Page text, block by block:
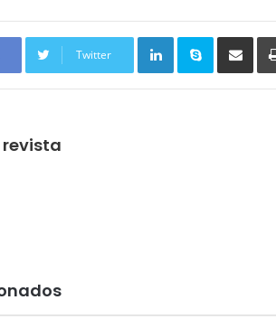
Twitter
Linkedin Skype
revista